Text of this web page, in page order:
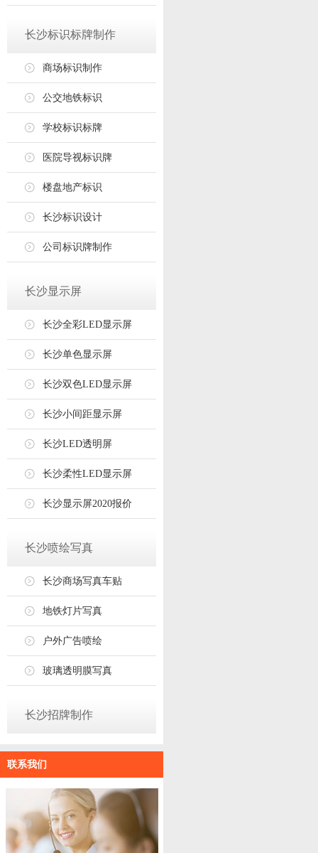
长沙标识标牌制作
商场标识制作
公交地铁标识
学校标识标牌
医院导视标识牌
楼盘地产标识
长沙标识设计
公司标识牌制作
长沙显示屏
长沙全彩LED显示屏
长沙单色显示屏
长沙双色LED显示屏
长沙小间距显示屏
长沙LED透明屏
长沙柔性LED显示屏
长沙显示屏2020报价
长沙喷绘写真
长沙商场写真车贴
地铁灯片写真
户外广告喷绘
玻璃透明膜写真
长沙招牌制作
联系我们